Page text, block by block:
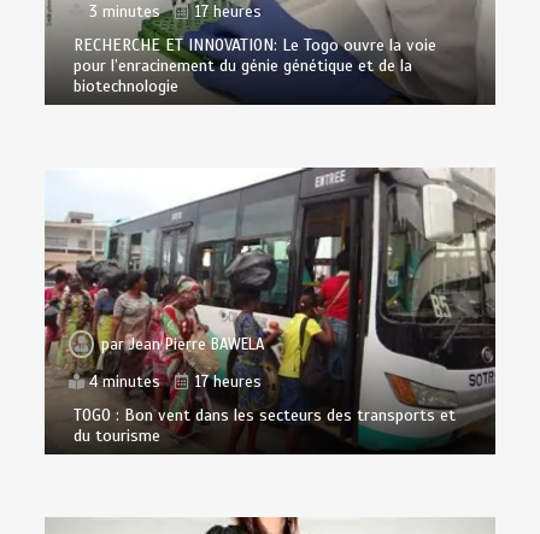
3 minutes
17 heures
RECHERCHE ET INNOVATION: Le Togo ouvre la voie
pour l’enracinement du génie génétique et de la
biotechnologie
parJean Pierre BAWELA
4 minutes
17 heures
TOGO : Bon vent dans les secteurs des transports et
du tourisme